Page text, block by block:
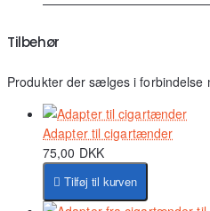
Tilbehør
Produkter der sælges i forbindelse
Adapter til cigartænder
75,00 DKK
Tilføj til kurven